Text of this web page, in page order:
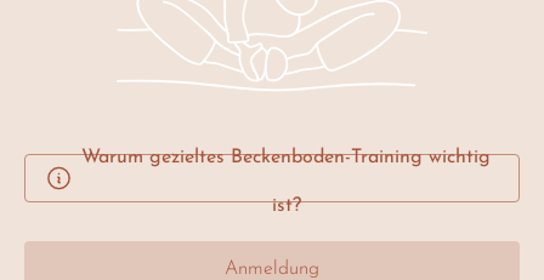
Warum gezieltes Beckenboden-Training wichtig
ist?
Anmeldung